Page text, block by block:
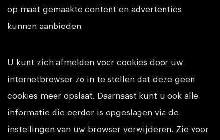
op maat gemaakte content en advertenties
kunnen aanbieden.
U kunt zich afmelden voor cookies door uw
internetbrowser zo in te stellen dat deze geen
cookies meer opslaat. Daarnaast kunt u ook alle
informatie die eerder is opgeslagen via de
instellingen van uw browser verwijderen. Zie voor